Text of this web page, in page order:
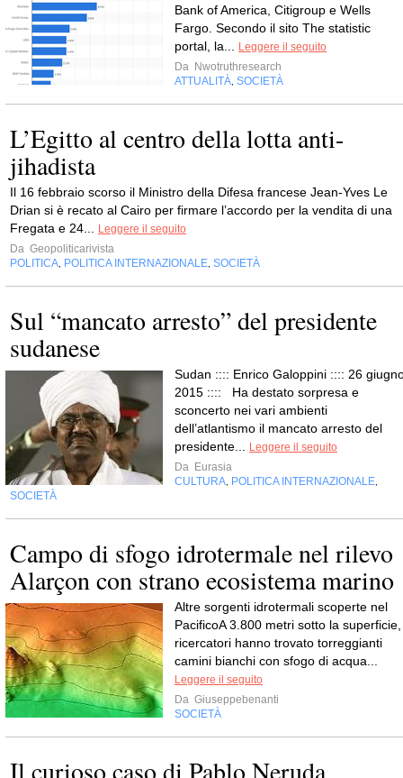
Bank of America, Citigroup e Wells
Fargo. Secondo il sito The statistic
portal, la...
Leggere il seguito
Da Nwotruthresearch
ATTUALITÀ SOCIETÀ
L’Egitto al centro della lotta anti-
jihadista
Il 16 febbraio scorso il Ministro della Difesa francese Jean-Yves Le
Drian si è recato al Cairo per firmare l’accordo per la vendita di una
Fregata e 24...
Leggere il seguito
Da Geopoliticarivista
POLITICA POLITICA INTERNAZIONALE SOCIETÀ
Sul “mancato arresto” del presidente
sudanese
Sudan :::: Enrico Galoppini :::: 26
2015 :::: Ha destato sorpresa e
sconcerto nei vari ambienti
dell’atlantismo il mancato arresto del
presidente...
Leggere il seguito
Da Eurasia
CULTURA POLITICA INTERNAZIONALE
SOCIETÀ
Campo di sfogo idrotermale nel rilevo
Alarçon con strano ecosistema marino
Altre sorgenti idrotermali scoperte nel
PacificoA 3.800 metri sotto la
ricercatori hanno trovato torreggianti
camini bianchi con sfogo di acqua...
Leggere il seguito
Da Giuseppebenanti
SOCIETÀ
Il curioso caso di Pablo Neruda